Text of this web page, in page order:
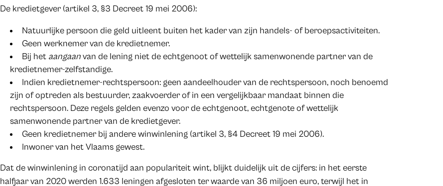
De kredietgever (artikel 3, §3 Decreet 19 mei 2006):
Natuurlijke persoon die geld uitleent buiten het kader van zijn handels- of beroepsactiviteiten.
Geen werknemer van de kredietnemer.
Bij het aangaanvan de lening niet de echtgenoot of wettelijk samenwonende partner van de
kredietnemer-zelfstandige.
Indien kredietnemer-rechtspersoon: geen aandeelhouder van de rechtspersoon, noch benoemd
zijn of optreden als bestuurder, zaakvoerder of in een vergelijkbaar mandaat binnen die
rechtspersoon. Deze regels gelden evenzo voor de echtgenoot, echtgenote of wettelijk
samenwonende partner van de kredietgever.
Geen kredietnemer bij andere winwinlening (artikel 3, §4 Decreet 19 mei 2006).
Inwoner van het Vlaams gewest.
Dat de winwinlening in coronatijd aan populariteit wint, blijkt duidelijk uit de cijfers: in het eerste
halfjaar van 2020 werden 1.633 leningen afgesloten ter waarde van 36 miljoen euro, terwijl het in